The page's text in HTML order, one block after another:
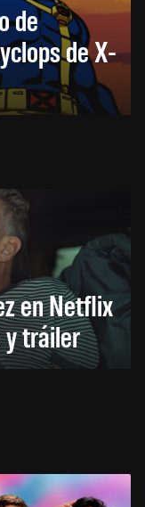
de
de X-
en Netflix
y tráiler